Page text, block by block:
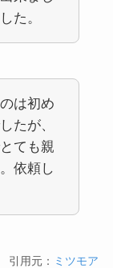
た。
は初め
たが、
ても親
依頼し
引用元： ミツモア